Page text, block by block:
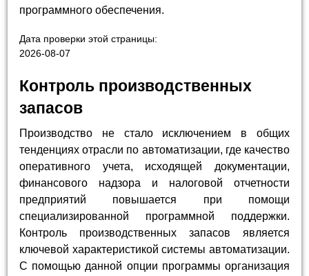
программного обеспечения.
Дата проверки этой страницы:
2026-08-07
Контроль производственных
запасов
Производство не стало исключением в общих
тенденциях отрасли по автоматизации, где качество
оперативного учета, исходящей документации,
финансового надзора и налоговой отчетности
предприятий повышается при помощи
специализированной программной поддержки.
Контроль производственных запасов является
ключевой характеристикой системы автоматизации.
С помощью данной опции программы организация